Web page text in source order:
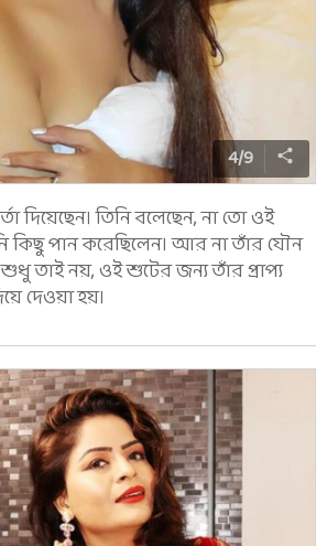
4/9
দিয়েছেন। তিনি বলেছেন, না তো ওই
পান করেছিলেন। আর না তাঁর যৌন
তাই নয়, ওই শুটের জন্য তাঁর প্রাপ্য
দেওয়া হয়।